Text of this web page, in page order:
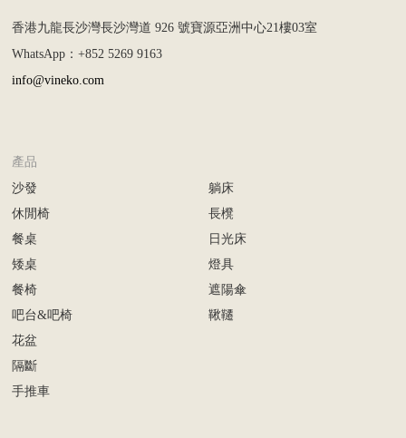
香港九龍長沙灣長沙灣道 926 號寶源亞洲中心21樓03室
WhatsApp：+852 5269 9163
info@vineko.com
產品
沙發
休閒椅
餐桌
矮桌
餐椅
吧台&吧椅
躺床
長櫈
日光床
燈具
遮陽傘
鞦韆
花盆
隔斷
手推車